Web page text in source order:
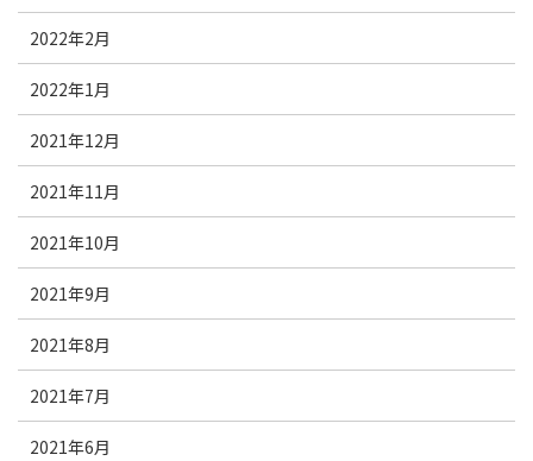
2022年2月
2022年1月
2021年12月
2021年11月
2021年10月
2021年9月
2021年8月
2021年7月
2021年6月